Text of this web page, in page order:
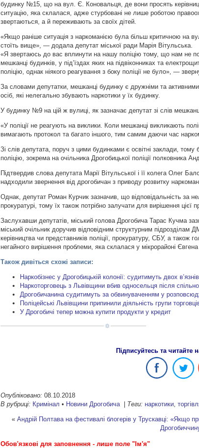
будинку №15, що на вул. Є. Коновальця, де вони просять
ситуацію, яка склалася, адже стурбовані не лише роботою
звертаються, а й переживають за своїх дітей.
«Якщо раніше ситуація з наркоманією була більш критичною на
стоїть вище», — додала депутат міської ради Марія Вітульська.
«Я звертаюсь до вас вплинути на нашу поліцію тому, що нам не
мешканці будинків, у під’їздах яких на підвіконниках та
поліцію, однак ніякого реагування з боку поліції не було», —
За словами депутатки, мешканці будинку є дружніми та
осіб, які нелегально збувають наркотики у їх будинку.
У будинку №9 на цій ж вулиці, як зазначає депутат зі слів
«У поліції не реагують на виклики. Коли мешканці викликають
вимагають протокол та багато іншого, тим самим даючи час
Зі слів депутата, поруч з цими будинками є освітні заклади,
поліцію, зокрема на очільника Дрогобицької поліції полковника
Підтвердив слова депутата Марії Вітульської і її колега Олег
надходили звернення від дрогобичан з приводу розвитку
Однак, депутат Роман Курчик зазначив, що відповідальність за
прокуратурі, тому їх також потрібно залучати для вирішення цієї
Заслухавши депутатів, міський голова Дрогобича Тарас Кучма
міський очільник доручив відповідним структурним підрозділам
керівництва чи представників поліції, прокуратуру, СБУ, а також
негайного вирішення проблеми, яка склалася у мікрорайоні
Також дивіться схожі записи:
Наркобізнес у Дрогобицькій колонії: судитимуть двох
Наркоторговець з Львівщини вбив односельця після
Дрогобичанина судитимуть за обвинуваченням у
Поліцейські Львівщини припинили діяльність групи
У Дрогобичі тепер можна купити продукти у кредит
Підписуйтесь та читайте
Опубліковано: 08.10.2018
В рубриці: Кримінал • Новини Дрогобича | Теги: наркотики ,
« Андрій Полтава на фестивалі блогерів у Трускавці: «Якщо
Обов'язкові для заповнення - лише поле "Ім'я"